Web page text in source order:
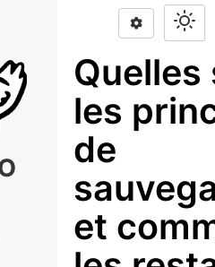
Quelles
les
de
et